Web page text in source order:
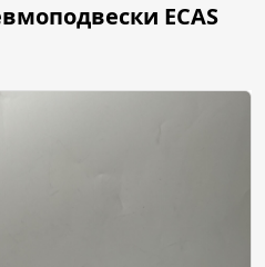
ECAS